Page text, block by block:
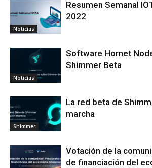
Noticias
Resumen Semanal
2022
Noticias
Software Hornet
Shimmer Beta
Shimmer
La red beta de
marcha
Votación de la
de financiación del